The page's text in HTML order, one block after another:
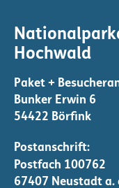
Hochwald
Bunker Erwin 6
54422 Börfink